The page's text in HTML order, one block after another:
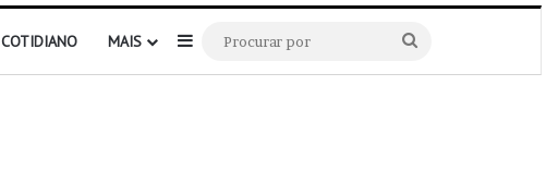
COTIDIANO MAIS Barra Lateral
por